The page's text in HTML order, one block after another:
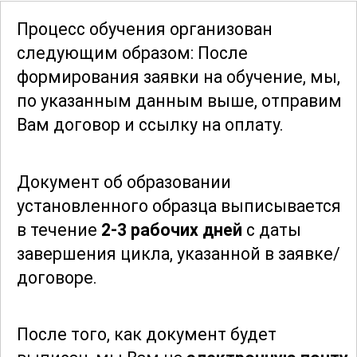
машиниста копра. Комплексное и
структурированное изложение
материала способствует эффективному
усвоению знаний и формированию
необходимых профессиональных
компетенций.
Для тех, кто стремится стать
квалифицированным специалистом в
области машинист копра, данный курс
является отличным выбором.
Благодаря полученным знаниям,
различными видами копровых
Процесс обучения организован
следующим образом: После
формирования заявки на обучение, мы,
по указанным данным выше, отправим
Вам договор и ссылку на оплату.
Документ об образовании
установленного образца выписывается
в течение 2-3 рабочих дней с даты
завершения цикла, указанной в заявке/
договоре.
После того, как документ будет